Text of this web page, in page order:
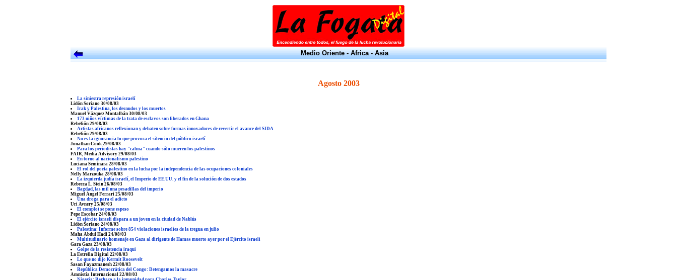
Medio Oriente - Africa - Asia
Agosto 2003
La siniestra represión israelí
Lidón Soriano 30/08/03
Irak y Palestina, los desnudos y los muertos
Manuel Vázquez Montalbán 30/08/03
173 niños víctimas de la trata de esclavos son liberados en Ghana
Rebelión 29/08/03
Artistas africanos reflexionan y debaten sobre formas innovadores de revertir el avance del SIDA
Rebelión 29/08/03
No es la ignorancia lo que provoca el silencio del público israelí
Jonathan Cook 29/08/03
Para los periodistas hay "calma" cuando sólo mueren los palestinos
FAIR, Media Advisory 29/08/03
En torno al nacionalismo palestino
Luciana Seminara 28/08/03
El rol del poeta palestino en la lucha por la independencia de las ocupaciones coloniales
Nelly Marzouka 28/08/03
La izquierda judía israelí, el Imperio de EE.UU. y el fin de la solución de dos estados
Rebecca L. Stein 26/08/03
Bagdad, las mil una pesadillas del imperio
Miguel Ángel Ferrari 25/08/03
Una droga para el adicto
Uri Avnery 25/08/03
El complot se pone espeso
Pepe Escobar 24/08/03
El ejército israelí dispara a un joven en la ciudad de Nablús
Lidón Soriano 24/08/03
Palestina: Informe sobre 854 violaciones israelíes de la tregua en julio
Maha Abdul Hadi 24/08/03
Multitudinario homenaje en Gaza al dirigente de Hamas muerto ayer por el Ejército israelí
Gara Gaza 23/08/03
Golpe de la resistencia iraquí
La Estrella Digital 22/08/03
Lo que no dijo Kermit Roosevelt
Sasan Fayazmanesh 22/08/03
República Democrática del Congo: Detengamos la masacre
Amnistía Internacional 22/08/03